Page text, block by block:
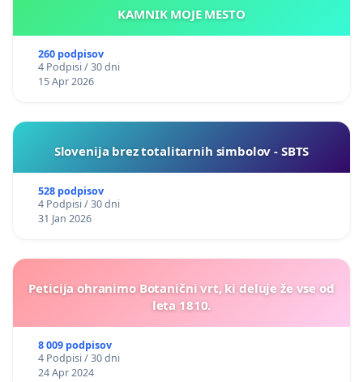
KAMNIK MOJE MESTO
260 podpisov
4 Podpisi / 30 dni
15 Apr 2026
Slovenija brez totalitarnih simbolov - SBTS
528 podpisov
4 Podpisi / 30 dni
31 Jan 2026
Peticija ohranimo Botanični vrt, ki deluje že vse od
leta 1810.
8 009 podpisov
4 Podpisi / 30 dni
24 Apr 2024